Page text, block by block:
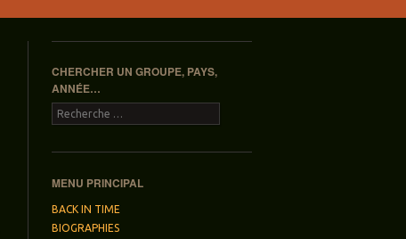
CHERCHER UN GROUPE, PAYS,
ANNÉE…
Recherche
MENU PRINCIPAL
BACK IN TIME
BIOGRAPHIES